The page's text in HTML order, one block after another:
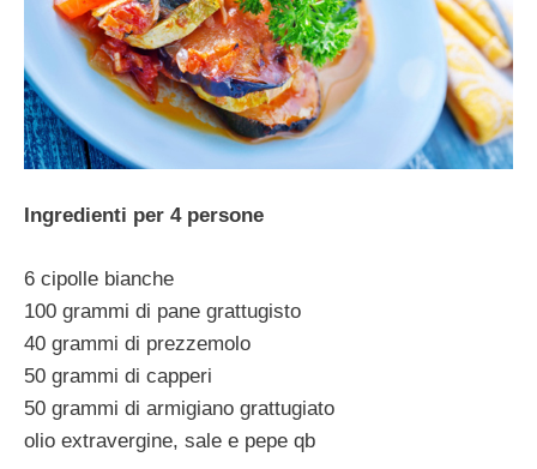
Ingredienti per 4 persone
6 cipolle bianche
100 grammi di pane grattugisto
40 grammi di prezzemolo
50 grammi di capperi
50 grammi di armigiano grattugiato
olio extravergine, sale e pepe qb